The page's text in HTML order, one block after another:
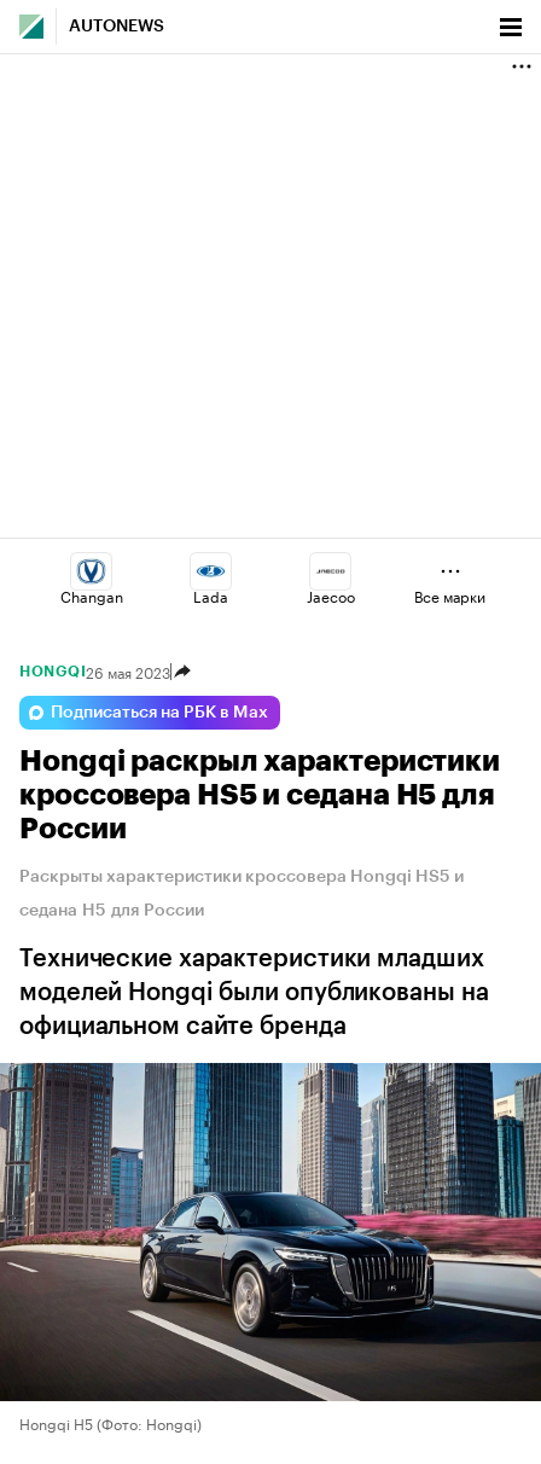
AUTONEWS
Changan Lada Jaecoo
Haval
Geely Omoda Esteo
Все марки
HONGQI 26 мая 2023
Подписаться на РБК в Max
Hongqi раскрыл характеристики
кроссовера HS5 и седана H5 для
России
Раскрыты характеристики кроссовера Hongqi HS5 и
седана H5 для России
Технические характеристики младших
моделей Hongqi были опубликованы на
официальном сайте бренда
Hongqi H5(Фото: Hongqi)